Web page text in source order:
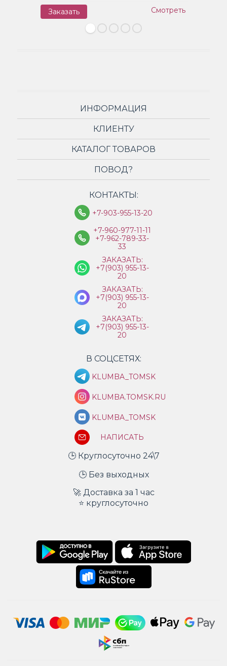
Заказать Смотреть
ИНФОРМАЦИЯ
КЛИЕНТУ
КАТАЛОГ ТОВАРОВ
ПОВОД?
КОНТАКТЫ:
+7-903-955-13-20
+7-960-977-11-11
+7-962-789-33-
33
ЗАКАЗАТЬ:
+7(903) 955-13-
20
ЗАКАЗАТЬ:
+7(903) 955-13-
20
ЗАКАЗАТЬ:
+7(903) 955-13-
20
В СОЦСЕТЯХ:
KLUMBA_TOMSK
KLUMBA.TOMSK.RU
KLUMBA_TOMSK
НАПИСАТЬ
🕒 Круглосуточно 24\7
🕒 Без выходных
🚀 Доставка за 1 час
⭐ круглосуточно